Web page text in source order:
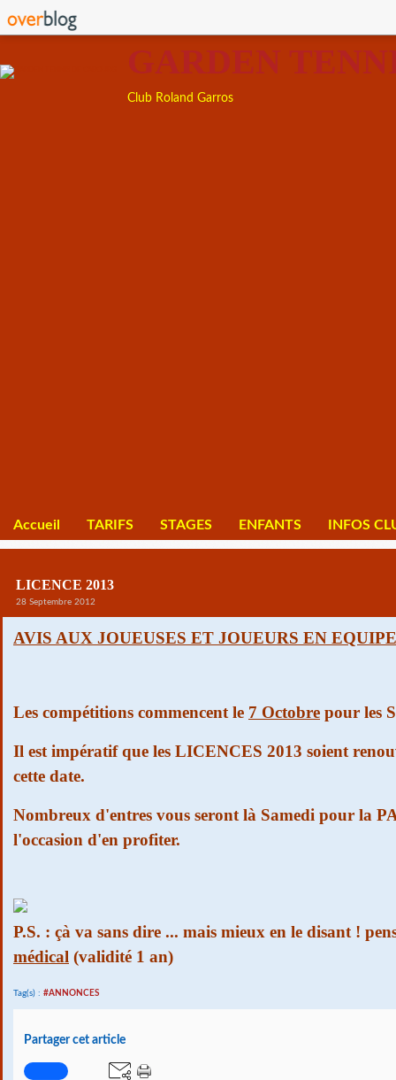
GARDEN
Club Roland Garros
Accueil TARIFS STAGES ENFANTS INFOS
LICENCE 2013
28 Septembre 2012
AVIS AUX JOUEUSES ET JOUEURS EN
Les compétitions commencent le 7 Octobre pour les
Il est impératif que les LICENCES 2013 soient
cette date.
Nombreux d'entres vous seront là Samedi pour la
l'occasion d'en profiter.
P.S. : çà va sans dire ... mais mieux en le disant !
médical (validité 1 an)
Tag(s) : #ANNONCES
Partager cet article